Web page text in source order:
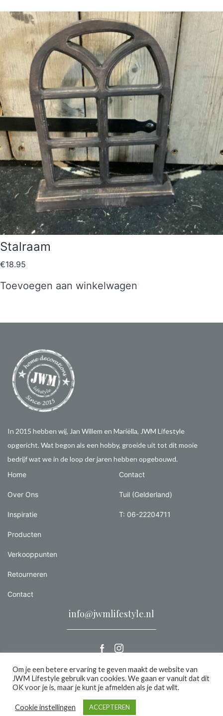
Stalraam
€18.95
Toevoegen aan winkelwagen
In 2015 hebben wij, Jan Willem en Mariëlla, JWM Lifestyle
opgericht. Wat begon als een hobby, groeide uit tot dit mooie
bedrijf wat we in de loop der jaren hebben opgebouwd.
Home
Over Ons
Inspiratie
Producten
Verkooppunten
Retourneren
Contact
Contact
Tuil (Gelderland)
T: 06-22204711
info@jwmlifestyle.nl
Alle rechten voorbehouden 2026 |Privacy
een we make it website
Om je een betere ervaring te geven maakt de website van
JWM Lifestyle gebruik van cookies. We gaan er vanuit dat dit
OK voor je is, maar je kunt je afmelden als je dat wilt.
Cookie instellingen ACCEPTEREN